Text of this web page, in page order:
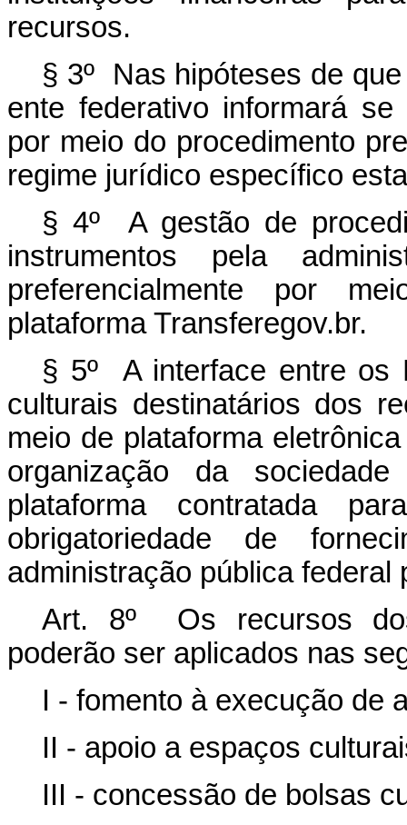
recursos.
§ 3º Nas hipóteses de
ente federativo informará
por meio do procedimento
regime jurídico específico
§ 4º A gestão de
instrumentos pela
preferencialmente por
plataforma Transferegov.br.
§ 5º A interface entre os
culturais destinatários dos
meio de plataforma
organização da
plataforma contratada
obrigatoriedade de
administração pública federal
Art. 8º Os recursos
poderão ser aplicados nas
I - fomento à execução de
II - apoio a espaços
III - concessão de bolsas